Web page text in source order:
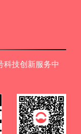
技创新服务中